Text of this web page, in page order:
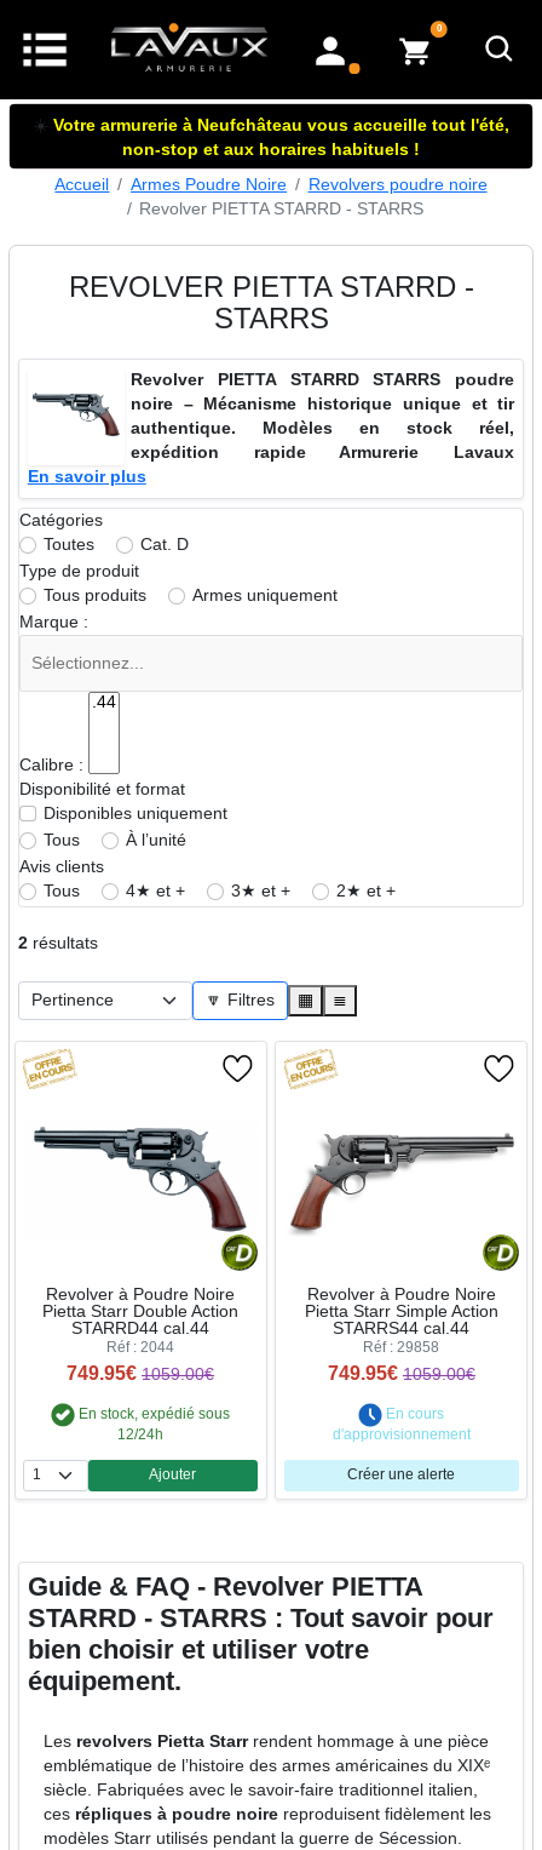
mon compte
0articles dans le panier
☀️ Votre armurerie à Neufchâteau vous accueille tout l'été,
non-stop et aux horaires habituels !
Accueil
Armes Poudre Noire
Revolvers poudre noire
Revolver PIETTA STARRD - STARRS
REVOLVER PIETTA STARRD -
STARRS
Revolver PIETTA STARRD STARRS poudre
noire – Mécanisme historique unique et tir
authentique. Modèles en stock réel,
expédition rapide Armurerie Lavaux
En savoir plus
Catégories
Toutes
Cat. D
Type de produit
Tous produits
Armes uniquement
Marque :
Calibre :
Disponibilité et format
Disponibles uniquement
Tous
À l’unité
Avis clients
Tous
4★ et + 3★ et + 2★ et +
2résultats
🔽 Filtres ▦ ≣
Revolver à Poudre Noire
Pietta Starr Double Action
STARRD44 cal.44
Réf : 2044
749.95€ 1059.00€
En stock, expédié sous
12/24h
Quantité
Ajouter
Revolver à Poudre Noire
Pietta Starr Simple Action
STARRS44 cal.44
Réf : 29858
749.95€ 1059.00€
En cours
d'approvisionnement
Créer une alerte
Guide & FAQ - Revolver PIETTA
STARRD - STARRS : Tout savoir pour
bien choisir et utiliser votre
équipement.
Les revolvers Pietta Starrrendent hommage à une pièce
emblématique de l’histoire des armes américaines du XIXᵉ
siècle. Fabriquées avec le savoir-faire traditionnel italien,
ces répliques à poudre noire reproduisent fidèlement les
modèles Starr utilisés pendant la guerre de Sécession.